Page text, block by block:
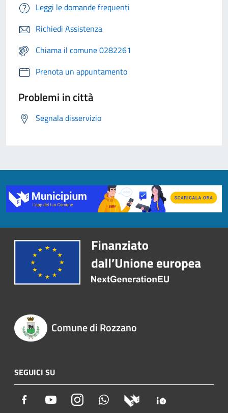
Leggi le domande frequenti
Richiedi Assistenza
Chiama il comune 0282261
Prenota un appuntamento
Problemi in città
Segnala disservizio
Comune di Rozzano
SEGUICI SU
Facebook YoutubeInstagram Whatsapp